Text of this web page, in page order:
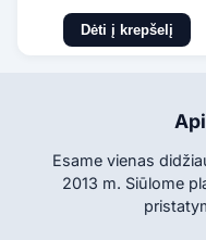
Dėti į krepšelį
Esame vienas
2013 m. Siūlome